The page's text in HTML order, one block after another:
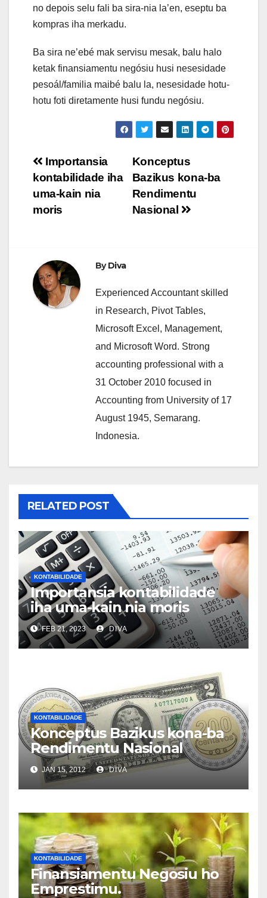
no depois selu fali ba sira-nia la’en, eseptu ba
kompras iha merkadu.
Ba sira ne’ebé mak servisu mesak, balu halo
ketak finansiamentu negósiu husi nesesidade
pesoál/familia maibé balu la, nesesidade hotu-
hotu foti diretamente husi fundu negósiu.
Post
navigation
Konceptus
Bazikus kona-ba
Rendimentu
Nasional
Importansia
kontabilidade iha
uma-kain nia
moris
ByDiva
Experienced Accountant skilled
in Research, Pivot Tables,
Microsoft Excel, Management,
and Microsoft Word. Strong
accounting professional with a
31 October 2010 focused in
Accounting from University of 17
August 1945, Semarang.
Indonesia.
RELATED POST
KONTABILIDADE
Importansia kontabilidade
iha uma-kain nia moris
FEB 21, 2023 DIVA
KONTABILIDADE
Konceptus Bazikus kona-ba
Rendimentu Nasional
JAN 15, 2012 DIVA
KONTABILIDADE
Finansiamentu Negosiu ho
Emprestimu.